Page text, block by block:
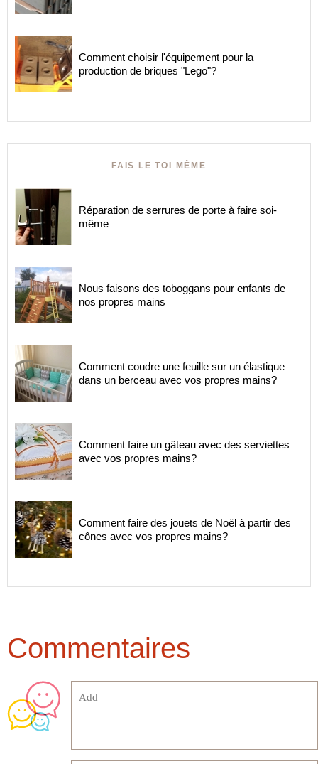
Comment choisir l'équipement pour la
production de briques "Lego"?
FAIS LE TOI MÊME
Réparation de serrures de porte à faire soi-
même
Nous faisons des toboggans pour enfants de
nos propres mains
Comment coudre une feuille sur un élastique
dans un berceau avec vos propres mains?
Comment faire un gâteau avec des serviettes
avec vos propres mains?
Comment faire des jouets de Noël à partir des
cônes avec vos propres mains?
Commentaires